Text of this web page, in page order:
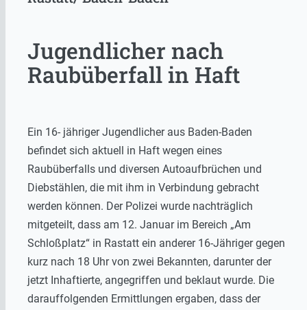
Jugendlicher nach
Raubüberfall in Haft
Ein 16- jähriger Jugendlicher aus Baden-Baden
befindet sich aktuell in Haft wegen eines
Raubüberfalls und diversen Autoaufbrüchen und
Diebstählen, die mit ihm in Verbindung gebracht
werden können. Der Polizei wurde nachträglich
mitgeteilt, dass am 12. Januar im Bereich „Am
Schloßplatz“ in Rastatt ein anderer 16-Jähriger gegen
kurz nach 18 Uhr von zwei Bekannten, darunter der
jetzt Inhaftierte, angegriffen und beklaut wurde. Die
darauffolgenden Ermittlungen ergaben, dass der